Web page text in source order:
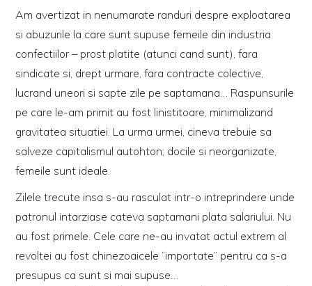
Am avertizat in nenumarate randuri despre exploatarea
si abuzurile la care sunt supuse femeile din industria
confectiilor – prost platite (atunci cand sunt), fara
sindicate si, drept urmare, fara contracte colective,
lucrand uneori si sapte zile pe saptamana… Raspunsurile
pe care le-am primit au fost linistitoare, minimalizand
gravitatea situatiei. La urma urmei, cineva trebuie sa
salveze capitalismul autohton; docile si neorganizate,
femeile sunt ideale.
Zilele trecute insa s-au rasculat intr-o intreprindere unde
patronul intarziase cateva saptamani plata salariului. Nu
au fost primele. Cele care ne-au invatat actul extrem al
revoltei au fost chinezoaicele “importate” pentru ca s-a
presupus ca sunt si mai supuse…